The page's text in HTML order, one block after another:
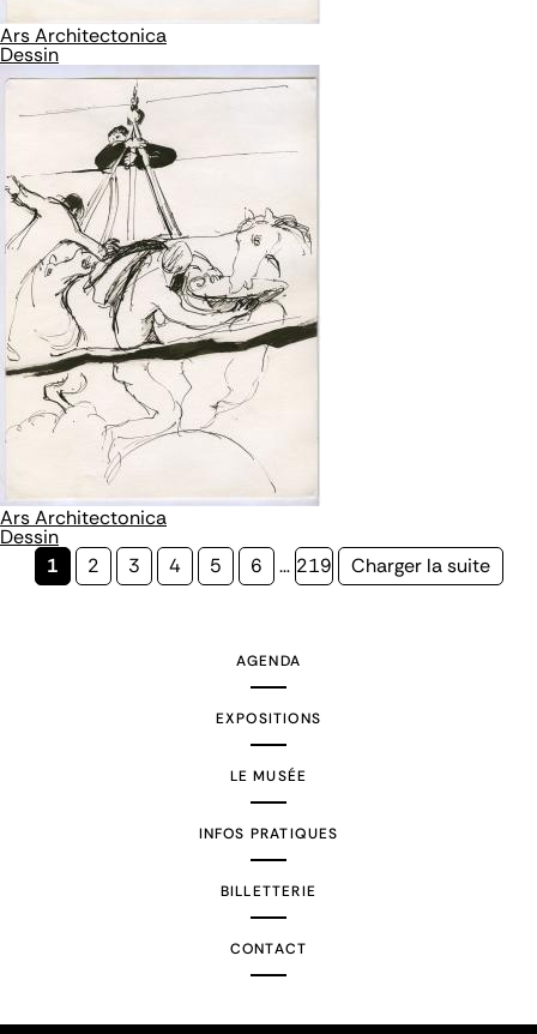
Ars Architectonica
Dessin
Ars Architectonica
Dessin
Page
1 Page
2 Page
3 Page
4 Page
5 Page
6 … Page
219
Page
Charger la suite
AGENDA
EXPOSITIONS
LE MUSÉE
INFOS PRATIQUES
BILLETTERIE
CONTACT